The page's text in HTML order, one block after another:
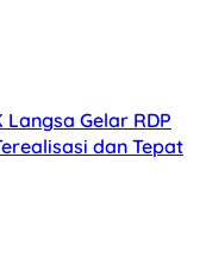
Gelar RDP
dan Tepat